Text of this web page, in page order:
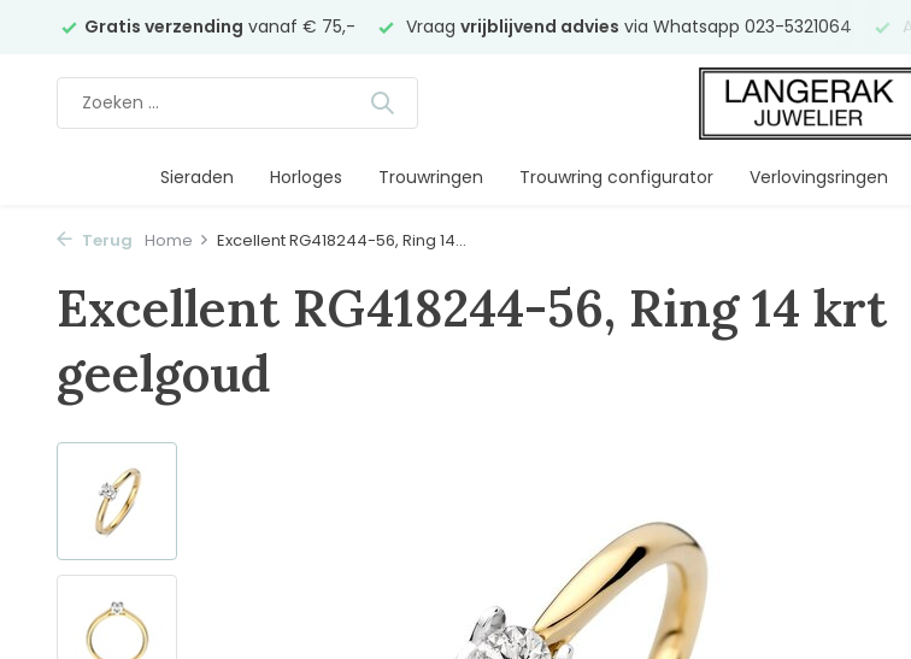
Gratis verzending vanaf € 75,- Vraag vrijblijvend advies via Whatsapp 023-5321064 Al
Sieraden Horloges Trouwringen Trouwring configurator Verlovingsringen
Terug Home Excellent RG418244-56, Ring 14...
Excellent RG418244-56, Ring 14 krt
geelgoud